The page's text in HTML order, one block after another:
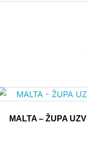
MALTA – ŽUPA